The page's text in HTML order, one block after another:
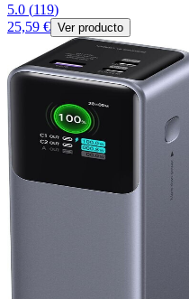
5.0 (119)
25,59 € Ver producto